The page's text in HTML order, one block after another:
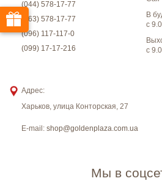
(044) 578-17-77
(063) 578-17-77
(096) 117-117-0
(099) 17-17-216
В
с
с
Адрес:
Харьков, улица Конторская, 27
E-mail: shop@goldenplaza.com.ua
Мы в